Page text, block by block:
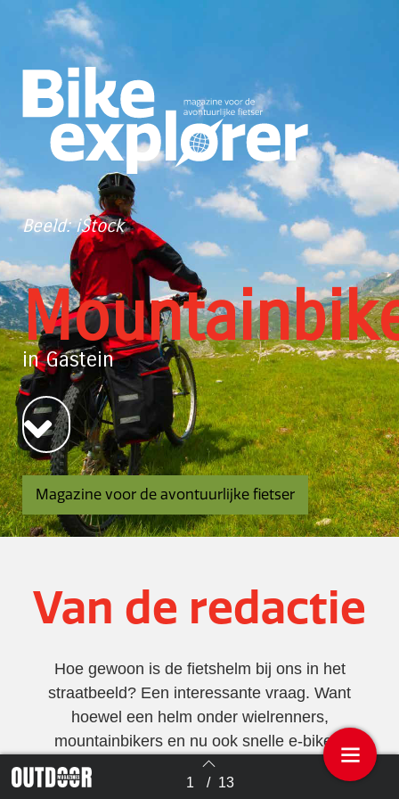
Terug naar overzicht 1 / 13
Beeld: iStock
in Gastein
Magazine voor de avontuurlijke fietser
Van de redactie
Hoe gewoon is de fietshelm bij ons in het
straatbeeld? Een interessante vraag. Want
hoewel een helm onder wielrenners,
mountainbikers en nu ook snelle e-bikers
inmiddels gemeengoed is, laten veel mensen hun
haren kennelijk liever wapperen in de wind. Of